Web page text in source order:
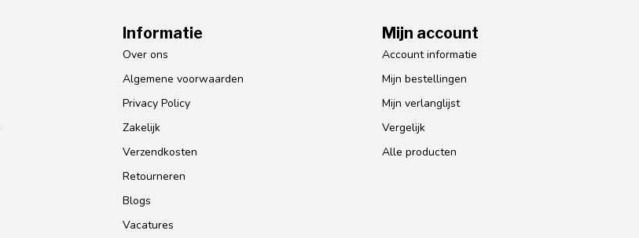
Informatie
Over ons
Algemene voorwaarden
Privacy Policy
Zakelijk
Verzendkosten
Retourneren
Blogs
Vacatures
Mijn account
Account informatie
Mijn bestellingen
Mijn verlanglijst
Vergelijk
Alle producten